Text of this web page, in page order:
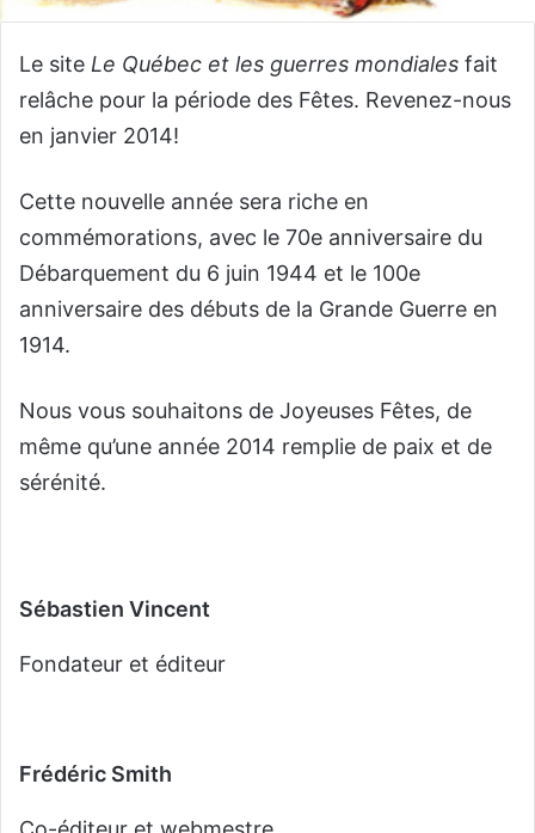
Le site Le Québec et les guerres mondiales fait
relâche pour la période des Fêtes. Revenez-nous
en janvier 2014!
Cette nouvelle année sera riche en
commémorations, avec le 70e anniversaire du
Débarquement du 6 juin 1944 et le 100e
anniversaire des débuts de la Grande Guerre en
1914.
Nous vous souhaitons de Joyeuses Fêtes, de
même qu’une année 2014 remplie de paix et de
sérénité.
Sébastien Vincent
Fondateur et éditeur
Frédéric Smith